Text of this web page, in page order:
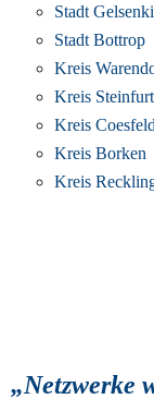
Stadt
Stadt Bottrop
Kreis
Kreis Steinfurt
Kreis Coesfeld
Kreis Borken
Kreis
„Netzwerke